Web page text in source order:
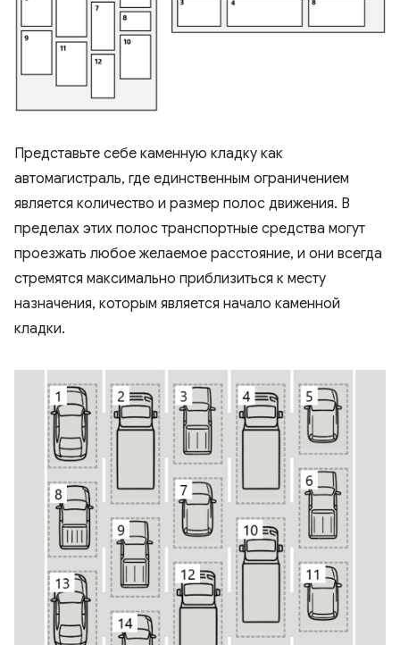
Представьте себе каменную кладку как
автомагистраль, где единственным ограничением
является количество и размер полос движения. В
пределах этих полос транспортные средства могут
проезжать любое желаемое расстояние, и они всегда
стремятся максимально приблизиться к месту
назначения, которым является начало каменной
кладки.